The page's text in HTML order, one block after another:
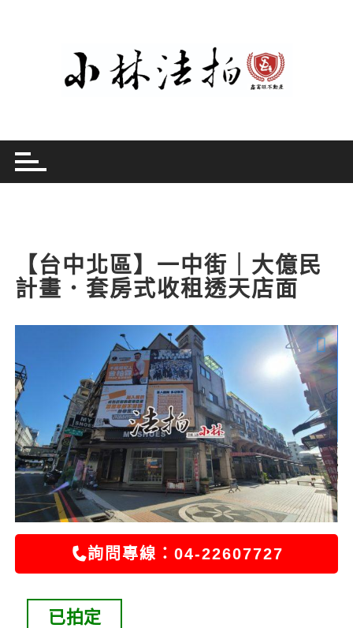
【台中北區】一中街｜大億民
計畫．套房式收租透天店面
詢問專線：04-22607727
已拍定